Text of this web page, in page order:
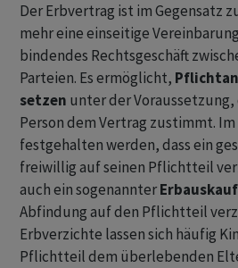
Der Erbvertrag ist im Gegensatz
mehr eine einseitige
bindendes Rechtsgeschäft
Parteien. Es ermöglicht,
setzen unter der
Person dem Vertrag zustimmt.
festgehalten werden, dass ein
freiwillig auf seinen Pflichtteil
auch ein sogenannterErbauskauf
Abfindung auf den Pflichtteil
Erbverzichte lassen sich häufig
Pflichtteil dem überlebenden